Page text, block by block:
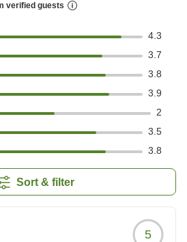
verified guests
4.3
3.7
3.8
3.9
2
3.5
3.8
Sort & filter
5